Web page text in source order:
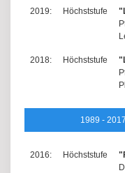
2019: Höchststufe
2018: Höchststufe
1989 -
2016: Höchststufe